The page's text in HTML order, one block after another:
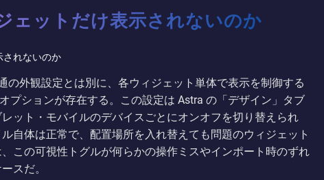
ェットだけ表示されないのか
の外観設定とは別に、各ウィジェット単体で表示を制御する
プションが存在する。この設定は Astra の「デザイン」タブ
ット・モバイルのデバイスごとにオンオフを切り替えられ
自体は正常で、配置場所を入れ替えても問題のウィジェット
この可視性トグルが何らかの操作ミスやインポート時のずれ
スだ。